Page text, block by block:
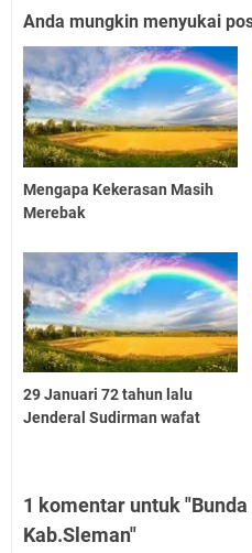
Anda mungkin menyukai
Mengapa Kekerasan Masih
Merebak
29 Januari 72 tahun lalu
Jenderal Sudirman wafat
1 komentar untuk
Kab.Sleman"